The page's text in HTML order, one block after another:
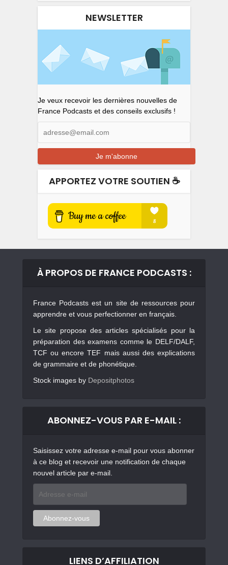
NEWSLETTER
Je veux recevoir les dernières nouvelles de
France Podcasts et des conseils exclusifs !
APPORTEZ VOTRE SOUTIEN ☕️
À PROPOS DE FRANCE PODCASTS :
France Podcasts est un site de ressources pour
apprendre et vous perfectionner en français.
Le site propose des articles spécialisés pour la
préparation des examens comme le DELF/DALF,
TCF ou encore TEF mais aussi des explications
de grammaire et de phonétique.
Stock images by Depositphotos
ABONNEZ-VOUS PAR E-MAIL :
Saisissez votre adresse e-mail pour vous abonner
à ce blog et recevoir une notification de chaque
nouvel article par e-mail.
mail
Abonnez-vous
LIENS D’AFFILIATION